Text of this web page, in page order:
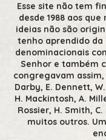
Esse site não tem
desde 1988 aos
ideias não são
tenho aprendido da
denominacionais
Senhor e também
congregavam assim,
Darby, E. Dennett,
H. Mackintosh, A.
Rossier, H. Smith,
muitos outros.